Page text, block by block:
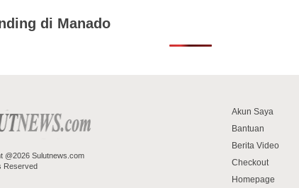
di Manado
@2026 Sulutnews.com
Reserved
Akun Saya
Bantuan
Berita Video
Checkout
Homepage